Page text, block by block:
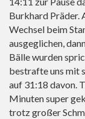
Burkhard Präder.
Wechsel beim
ausgeglichen,
Bälle wurden
bestrafte uns mit
auf 31:18 davon.
Minuten super
trotz großer